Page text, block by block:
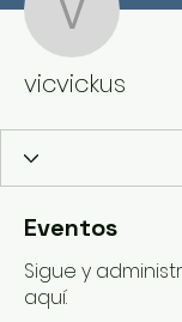
vicvickus
Eventos
Sigue y
aquí.